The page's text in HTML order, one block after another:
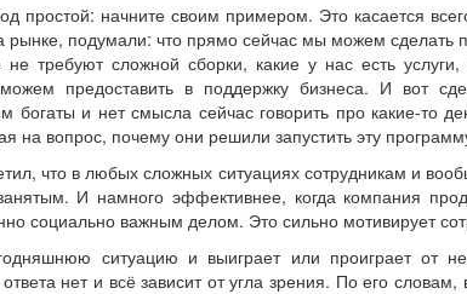
простой: начните своим примером. Это касается
рынке, подумали: что прямо сейчас мы можем сделать
не требуют сложной сборки, какие у нас есть
предоставить в поддержку бизнеса. И вот
богаты и нет смысла сейчас говорить про какие-то
на вопрос, почему они решили запустить эту
что в любых сложных ситуациях сотрудникам и
И намного эффективнее, когда компания
социально важным делом. Это сильно мотивирует
ситуацию и выиграет или проиграет от
нет и всё зависит от угла зрения. По его